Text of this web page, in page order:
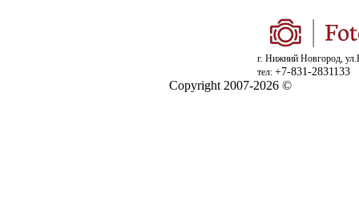
г. Нижний Новгород,
тел: +7-831-2831133
Copyright 2007-2026 ©